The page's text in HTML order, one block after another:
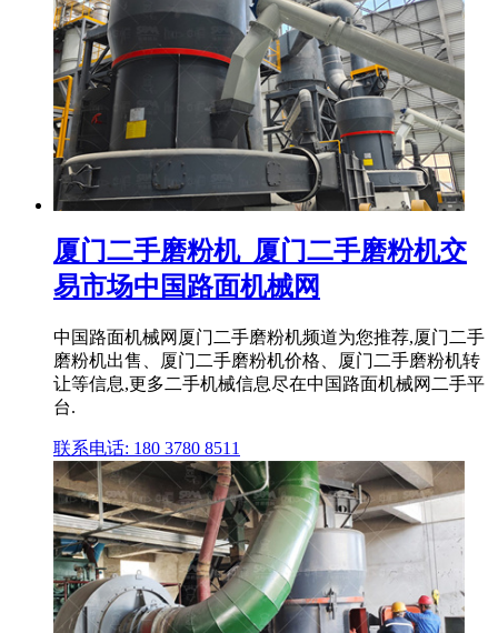
厦门二手磨粉机_厦门二手磨粉机交
易市场中国路面机械网
中国路面机械网厦门二手磨粉机频道为您推荐,厦门二手
磨粉机出售、厦门二手磨粉机价格、厦门二手磨粉机转
让等信息,更多二手机械信息尽在中国路面机械网二手平
台.
联系电话: 180 3780 8511